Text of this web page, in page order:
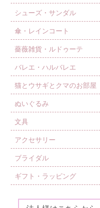
シューズ・サンダル
傘・レインコート
薔薇雑貨・ルドゥーテ
バレエ・ハルバレエ
猫とウサギとクマのお部屋
ぬいぐるみ
文具
アクセサリー
ブライダル
ギフト・ラッピング